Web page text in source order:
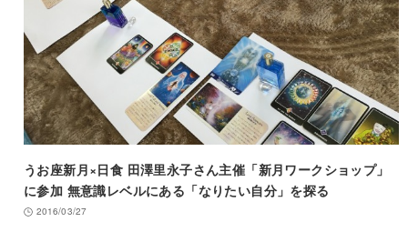
うお座新月×日食 田澤里永子さん主催「新月ワークショップ」
に参加 無意識レベルにある「なりたい自分」を探る
2016/03/27